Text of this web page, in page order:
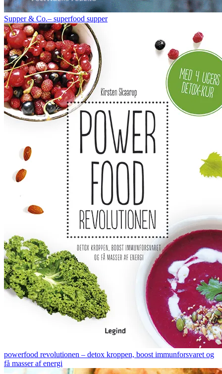
Supper & Co.– superfood supper
powerfood revolutionen – detox kroppen, boost immunforsvaret og
få masser af energi